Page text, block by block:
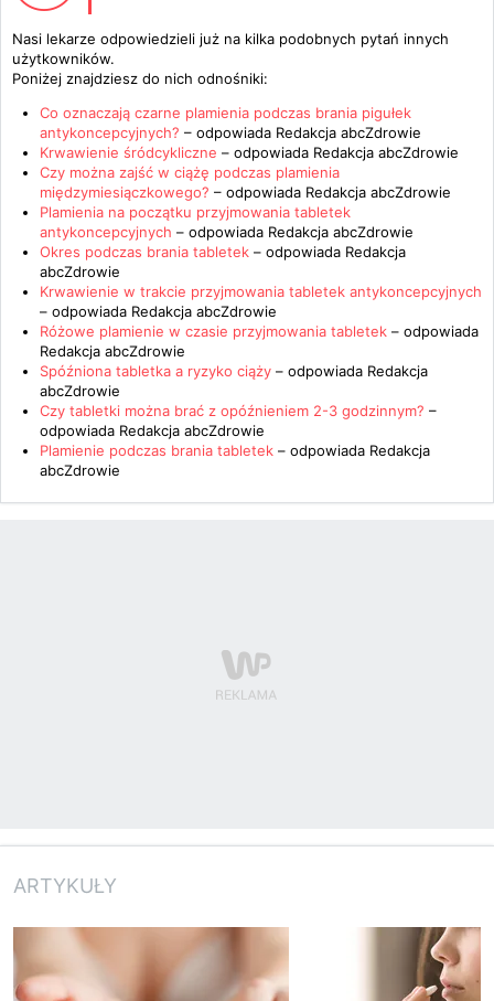
Nasi lekarze odpowiedzieli już na kilka podobnych pytań innych
użytkowników.
Poniżej znajdziesz do nich odnośniki:
Co oznaczają czarne plamienia podczas brania pigułek
antykoncepcyjnych? – odpowiada Redakcja abcZdrowie
Krwawienie śródcykliczne – odpowiada Redakcja abcZdrowie
Czy można zajść w ciążę podczas plamienia
międzymiesiączkowego? – odpowiada Redakcja abcZdrowie
Plamienia na początku przyjmowania tabletek
antykoncepcyjnych – odpowiada Redakcja abcZdrowie
Okres podczas brania tabletek – odpowiada Redakcja
abcZdrowie
Krwawienie w trakcie przyjmowania tabletek antykoncepcyjnych
– odpowiada Redakcja abcZdrowie
Różowe plamienie w czasie przyjmowania tabletek – odpowiada
Redakcja abcZdrowie
Spóźniona tabletka a ryzyko ciąży – odpowiada Redakcja
abcZdrowie
Czy tabletki można brać z opóźnieniem 2-3 godzinnym? –
odpowiada Redakcja abcZdrowie
Plamienie podczas brania tabletek – odpowiada Redakcja
abcZdrowie
ARTYKUŁY